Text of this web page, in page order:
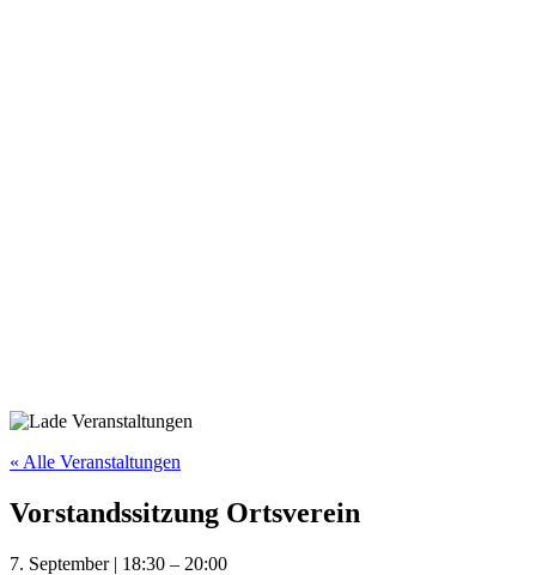
« Alle Veranstaltungen
Vorstandssitzung Ortsverein
7. September | 18:30 – 20:00